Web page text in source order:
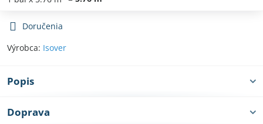
Doručenia
Výrobca: Isover
Popis
Doprava